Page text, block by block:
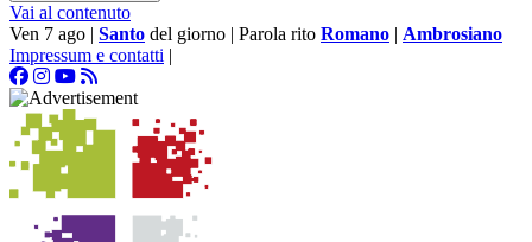
Vai al contenuto
Ven 7 ago | Santo del giorno | Parola rito Romano | Ambrosiano
Impressum e contatti |